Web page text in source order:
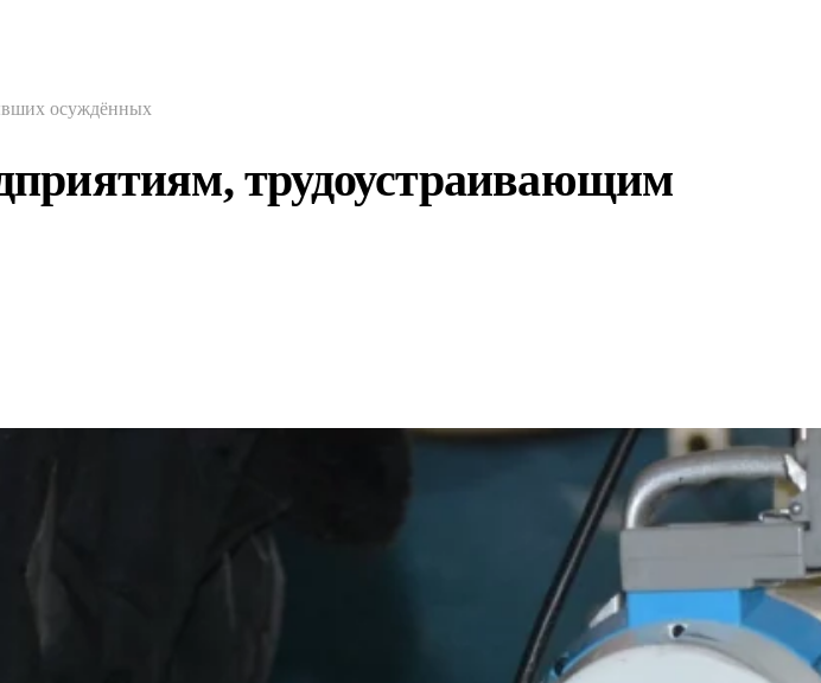
осуждённых
трудоустраивающим